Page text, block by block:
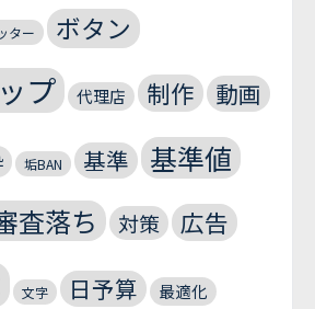
ター ボタン
プ 代理店 制作 動画
垢BAN 基準 基準値
査落ち 対策 広告
文字 日予算 最適化